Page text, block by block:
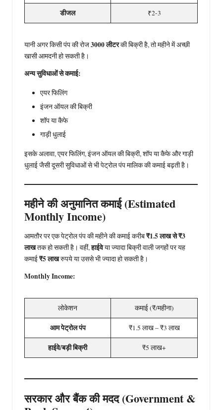
डीजल ₹2-3
यानी अगर किसी पंप की रोज3000 लीटरकी बिक्री है, तो महीने में अच्छी
खासी आमदनी हो सकती है।
अन्य सुविधाओं से कमाई:
एयर फिलिंग
इंजन ऑयल की बिक्री
शॉप या कैफे
गाड़ी धुलाई
इसके अलावा, एयर फिलिंग, इंजन ऑयल की बिक्री, शॉप या कैफे और गाड़ी
धुलाई जैसी दूसरी सुविधाओं से भी पेट्रोल पंप मालिक की कमाई बढ़ती है।
महीने की अनुमानित कमाई (Estimated
Monthly Income)
आमतौर पर एक पेट्रोल पंप की महीने की कमाई करीब₹1.5 लाख से ₹3
लाखतक हो सकती है। वहीं,हाईवेया ज्यादा बिक्री वाली जगहों पर यह
कमाई₹5 लाखरुपये या उससे भी ज्यादा हो सकती है।
Monthly Income:
लोकेशन कमाई (₹/महीना)
आम पेट्रोल पंप ₹1.5 लाख – ₹3 लाख
हाईवे/बड़ी बिक्री ₹5 लाख+
सरकार और बैंक की मदद (Government &